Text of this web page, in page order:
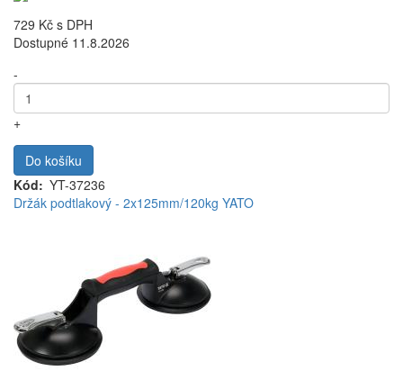
729 Kč s DPH
Dostupné 11.8.2026
-
+
Do košíku
Kód
YT-37236
Držák podtlakový - 2x125mm/120kg YATO